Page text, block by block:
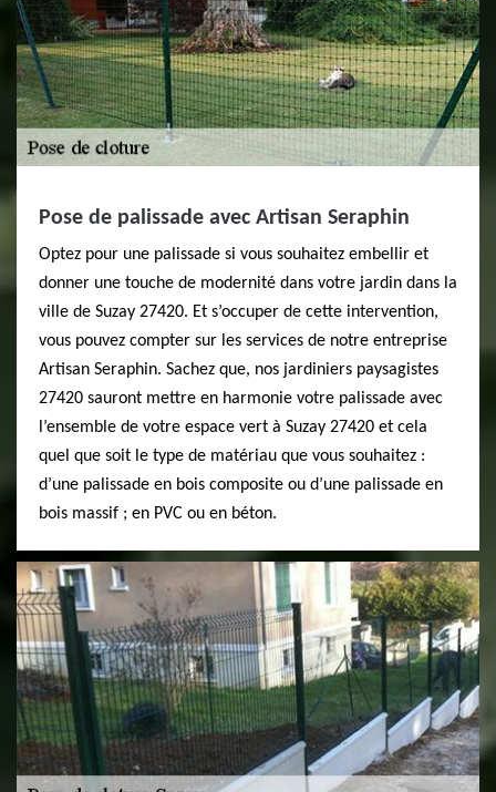
Pose de palissade avec Artisan Seraphin
Optez pour une palissade si vous souhaitez embellir et
donner une touche de modernité dans votre jardin dans la
ville de Suzay 27420. Et s’occuper de cette intervention,
vous pouvez compter sur les services de notre entreprise
Artisan Seraphin. Sachez que, nos jardiniers paysagistes
27420 sauront mettre en harmonie votre palissade avec
l’ensemble de votre espace vert à Suzay 27420 et cela
quel que soit le type de matériau que vous souhaitez :
d’une palissade en bois composite ou d’une palissade en
bois massif ; en PVC ou en béton.